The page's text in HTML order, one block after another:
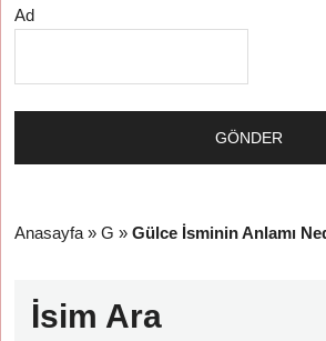
Ad
Anasayfa »G »Gülce İsminin Anlamı
İsim Ara